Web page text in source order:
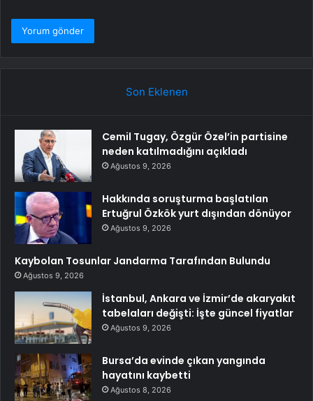
Son Eklenen
Cemil Tugay, Özgür Özel’in partisine
neden katılmadığını açıkladı
Ağustos 9, 2026
Hakkında soruşturma başlatılan
Ertuğrul Özkök yurt dışından dönüyor
Ağustos 9, 2026
Kaybolan Tosunlar Jandarma Tarafından Bulundu
Ağustos 9, 2026
İstanbul, Ankara ve İzmir’de akaryakıt
tabelaları değişti: İşte güncel fiyatlar
Ağustos 9, 2026
Bursa’da evinde çıkan yangında
hayatını kaybetti
Ağustos 8, 2026